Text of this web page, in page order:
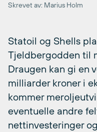
Skrevet av: Marius Holm
Statoil og Shells
Tjeldbergodden til
Draugen kan gi en
milliarder kroner i
kommer
eventuelle andre
nettinvesteringer